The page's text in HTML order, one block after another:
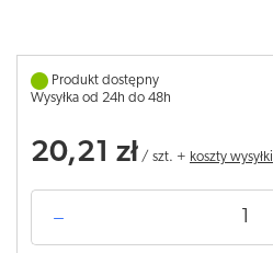
Produkt dostępny
Wysyłka od 24h do 48h
20,21 zł / szt. + koszty wysyłki